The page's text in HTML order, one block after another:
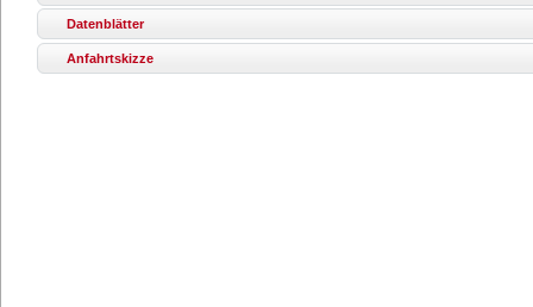
Datenblätter
Anfahrtskizze